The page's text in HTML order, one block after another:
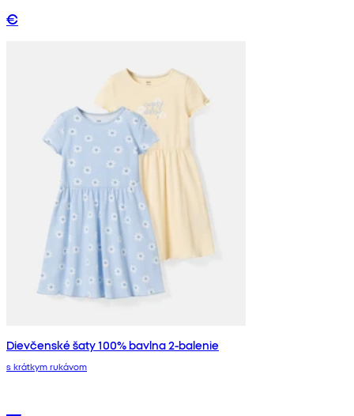
€
Dievčenské šaty 100% bavlna 2-balenie
s krátkym rukávom